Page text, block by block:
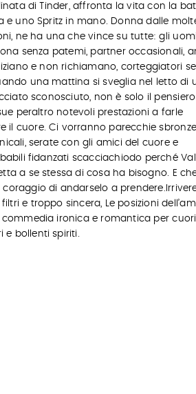
di Tinder, affronta la vita con la
e uno Spritz in mano. Donna dalle
ne ha una che vince su tutte: gli
senza patemi, partner occasionali,
e non richiamano, corteggiatori
una mattina si sveglia nel letto di
sconosciuto, non è solo il pensiero
peraltro notevoli prestazioni a farle
il cuore. Ci vorranno parecchie sbronze
serate con gli amici del cuore e
fidanzati scacciachiodo perché
a se stessa di cosa ha bisogno. E
coraggio di andarselo a
filtri e troppo sincera, Le posizioni
commedia ironica e romantica per cuori
e bollenti spiriti.